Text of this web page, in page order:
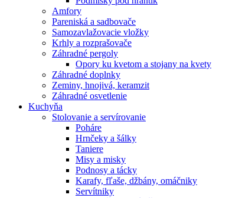
Amfory
Pareniská a sadbovače
Samozavlažovacie vložky
Krhly a rozprašovače
Záhradné pergoly
Opory ku kvetom a stojany na kvety
Záhradné doplnky
Zeminy, hnojivá, keramzit
Záhradné osvetlenie
Kuchyňa
Stolovanie a servírovanie
Poháre
Hrnčeky a šálky
Taniere
Misy a misky
Podnosy a tácky
Karafy, fľaše, džbány, omáčniky
Servítniky